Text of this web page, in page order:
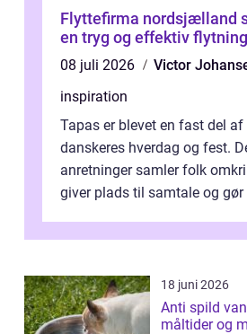
Flyttefirma nordsjælland sådan får du
en tryg og effektiv flytning
08 juli 2026
Victor
inspiration
Tapas er blevet en fast del
danskeres hverdag og fest.
anretninger samler folk
giver plads til samtale og
18 juni 2026
Anti spild
måltider og